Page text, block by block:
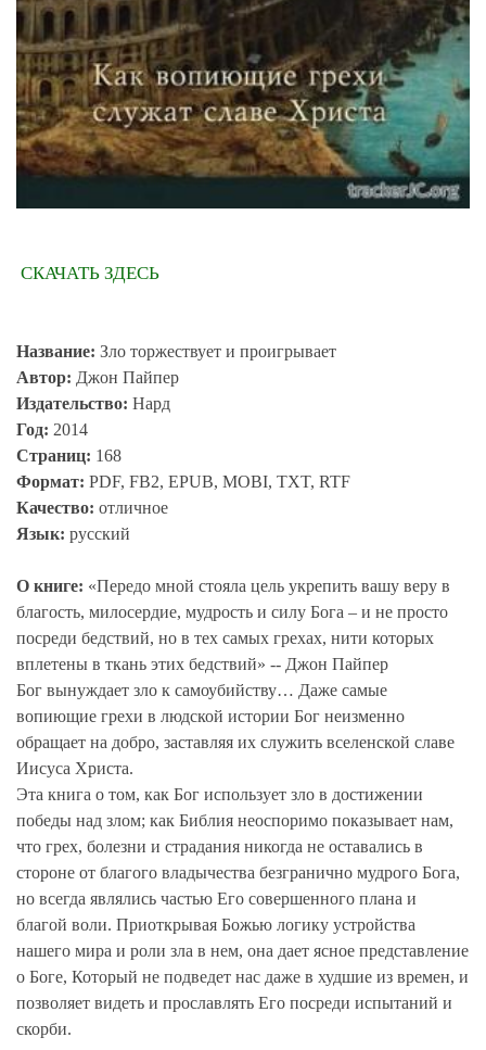
СКАЧАТЬ ЗДЕСЬ
Название: Зло торжествует и проигрывает
Автор: Джон Пайпер
Издательство: Нард
Год: 2014
Страниц: 168
Формат: PDF, FB2, EPUB, MOBI, TXT, RTF
Качество: отличное
Язык: русский
О книге: «Передо мной стояла цель укрепить вашу веру в
благость, милосердие, мудрость и силу Бога – и не просто
посреди бедствий, но в тех самых грехах, нити которых
вплетены в ткань этих бедствий» -- Джон Пайпер
Бог вынуждает зло к самоубийству… Даже самые
вопиющие грехи в людской истории Бог неизменно
обращает на добро, заставляя их служить вселенской славе
Иисуса Христа.
Эта книга о том, как Бог использует зло в достижении
победы над злом; как Библия неоспоримо показывает нам,
что грех, болезни и страдания никогда не оставались в
стороне от благого владычества безгранично мудрого Бога,
но всегда являлись частью Его совершенного плана и
благой воли. Приоткрывая Божью логику устройства
нашего мира и роли зла в нем, она дает ясное представление
о Боге, Который не подведет нас даже в худшие из времен, и
позволяет видеть и прославлять Его посреди испытаний и
скорби.